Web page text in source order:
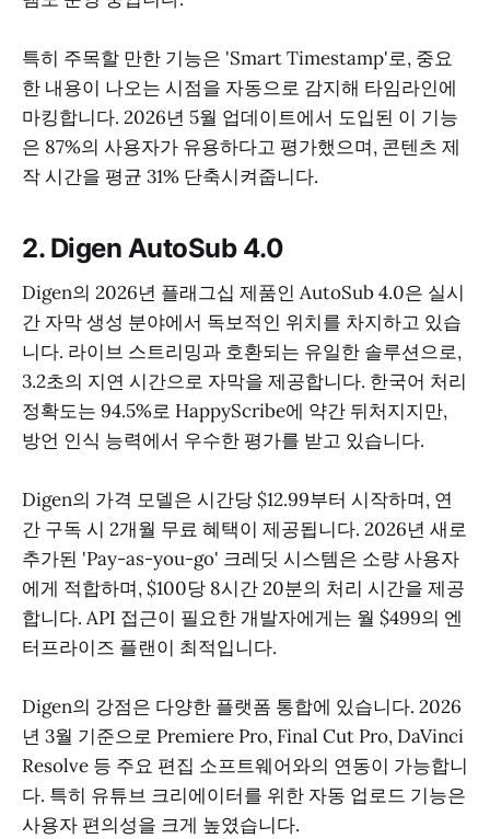
특히 주목할 만한 기능은 'Smart Timestamp'로, 중요
한 내용이 나오는 시점을 자동으로 감지해 타임라인에
마킹합니다. 2026년 5월 업데이트에서 도입된 이 기능
은 87%의 사용자가 유용하다고 평가했으며, 콘텐츠 제
작 시간을 평균 31% 단축시켜줍니다.
2. Digen AutoSub 4.0
Digen의 2026년 플래그십 제품인 AutoSub 4.0은 실시
간 자막 생성 분야에서 독보적인 위치를 차지하고 있습
니다. 라이브 스트리밍과 호환되는 유일한 솔루션으로,
3.2초의 지연 시간으로 자막을 제공합니다. 한국어 처리
정확도는 94.5%로 HappyScribe에 약간 뒤처지지만,
방언 인식 능력에서 우수한 평가를 받고 있습니다.
Digen의 가격 모델은 시간당 $12.99부터 시작하며, 연
간 구독 시 2개월 무료 혜택이 제공됩니다. 2026년 새로
추가된 'Pay-as-you-go' 크레딧 시스템은 소량 사용자
에게 적합하며, $100당 8시간 20분의 처리 시간을 제공
합니다. API 접근이 필요한 개발자에게는 월 $499의 엔
터프라이즈 플랜이 최적입니다.
Digen의 강점은 다양한 플랫폼 통합에 있습니다. 2026
년 3월 기준으로 Premiere Pro, Final Cut Pro, DaVinci
Resolve 등 주요 편집 소프트웨어와의 연동이 가능합니
다. 특히 유튜브 크리에이터를 위한 자동 업로드 기능은
사용자 편의성을 크게 높였습니다.